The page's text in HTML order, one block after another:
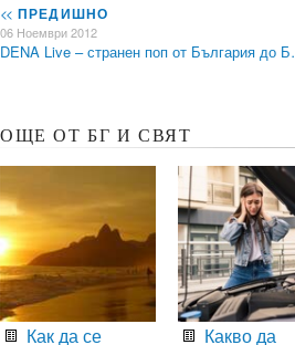
<< ПРЕДИШНО
06 Ноември 2012
DENA Live – странен поп от България до
ОЩЕ ОТ БГ И СВЯТ
Как да се Какво да